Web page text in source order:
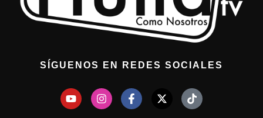
SÍGUENOS EN REDES SOCIALES